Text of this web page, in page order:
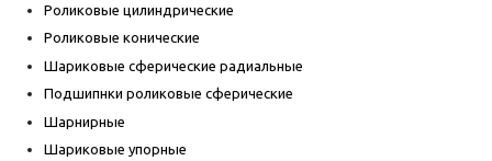
Роликовые цилиндрические
Роликовые конические
Шариковые сферические радиальные
Подшипнки роликовые сферические
Шарнирные
Шариковые упорные